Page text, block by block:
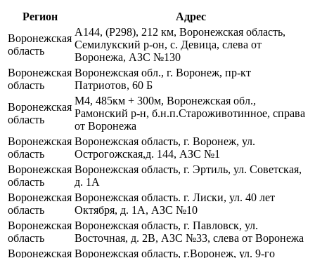
Регион
Адрес
Воронежская
область
А144, (Р298), 212 км, Воронежская область,
Семилукский р-он, с. Девица, слева от
Воронежа, АЗС №130
Воронежская
область
Воронежская обл., г. Воронеж, пр-кт
Патриотов, 60 Б
Воронежская
область
М4, 485км + 300м, Воронежская обл.,
Рамонский р-н, б.н.п.Староживотинное, справа
от Воронежа
Воронежская
область
Воронежская область, г. Воронеж, ул.
Острогожская,д. 144, АЗС №1
Воронежская
область
Воронежская область, г. Эртиль, ул. Советская,
д. 1А
Воронежская
область
Воронежская область. г. Лиски, ул. 40 лет
Октября, д. 1А, АЗС №10
Воронежская
область
Воронежская область, г. Павловск, ул.
Восточная, д. 2В, АЗС №33, слева от Воронежа
Воронежская Воронежская область, г.Воронеж, ул. 9-го